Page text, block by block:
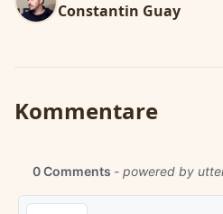
Constantin Guay
Kommentare